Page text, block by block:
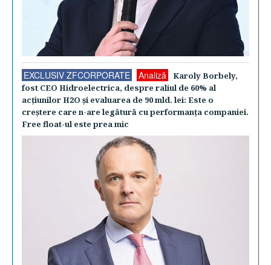
EXCLUSIV ZFCORPORATE Analiză
Karoly Borbely,
fost CEO Hidroelectrica, despre raliul de 60% al
acţiunilor H2O şi evaluarea de 90 mld. lei: Este o
creştere care n-are legătură cu performanţa companiei.
Free float-ul este prea mic